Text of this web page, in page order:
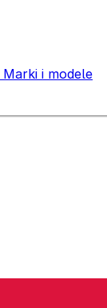
Marki i modele